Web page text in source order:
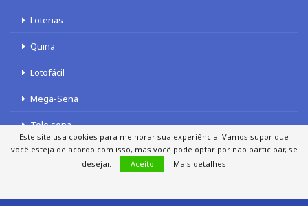
Loterias
Quina
Lotofácil
Mega-Sena
Tele sena
Este site usa cookies para melhorar sua experiência. Vamos supor que
você esteja de acordo com isso, mas você pode optar por não participar, se
desejar.
Aceito Mais detalhes